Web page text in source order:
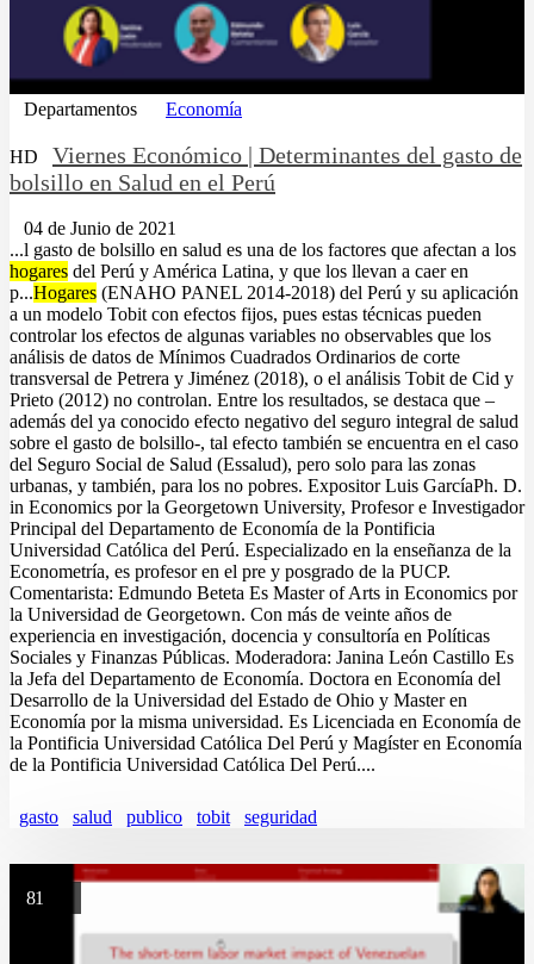
Departamentos Economía
HD
Viernes Económico | Determinantes del gasto de
bolsillo en Salud en el Perú
04 de Junio de 2021
...l gasto de bolsillo en salud es una de los factores que afectan a los
hogares del Perú y América Latina, y que los llevan a caer en
p...Hogares (ENAHO PANEL 2014-2018) del Perú y su aplicación
a un modelo Tobit con efectos fijos, pues estas técnicas pueden
controlar los efectos de algunas variables no observables que los
análisis de datos de Mínimos Cuadrados Ordinarios de corte
transversal de Petrera y Jiménez (2018), o el análisis Tobit de Cid y
Prieto (2012) no controlan. Entre los resultados, se destaca que –
además del ya conocido efecto negativo del seguro integral de salud
sobre el gasto de bolsillo-, tal efecto también se encuentra en el caso
del Seguro Social de Salud (Essalud), pero solo para las zonas
urbanas, y también, para los no pobres. Expositor Luis GarcíaPh. D.
in Economics por la Georgetown University, Profesor e Investigador
Principal del Departamento de Economía de la Pontificia
Universidad Católica del Perú. Especializado en la enseñanza de la
Econometría, es profesor en el pre y posgrado de la PUCP.
Comentarista: Edmundo Beteta Es Master of Arts in Economics por
la Universidad de Georgetown. Con más de veinte años de
experiencia en investigación, docencia y consultoría en Políticas
Sociales y Finanzas Públicas. Moderadora: Janina León Castillo Es
la Jefa del Departamento de Economía. Doctora en Economía del
Desarrollo de la Universidad del Estado de Ohio y Master en
Economía por la misma universidad. Es Licenciada en Economía de
la Pontificia Universidad Católica Del Perú y Magíster en Economía
de la Pontificia Universidad Católica Del Perú....
gasto salud publico tobit seguridad
81